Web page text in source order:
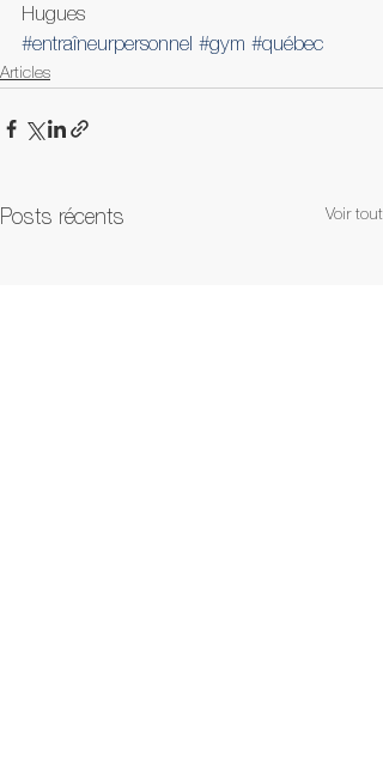
Hugues
#entraîneurpersonnel #gym #québec
Articles
Posts récents Voir tout